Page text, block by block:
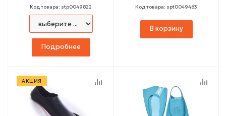
Код товара: stp0049822
Подробнее
Код товара: spt0049463
В корзину
АКЦИЯ